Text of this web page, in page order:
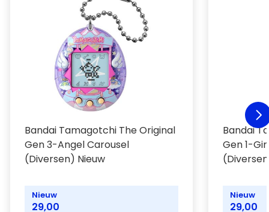
Licentie: Bandai
Uitgever: Bandai
Bandai Tamagotchi The Original
Gen 3-Angel Carousel
(Diversen) Nieuw
Nieuw
29,00
Bandai
Gen 1-
Nieuw
29,00